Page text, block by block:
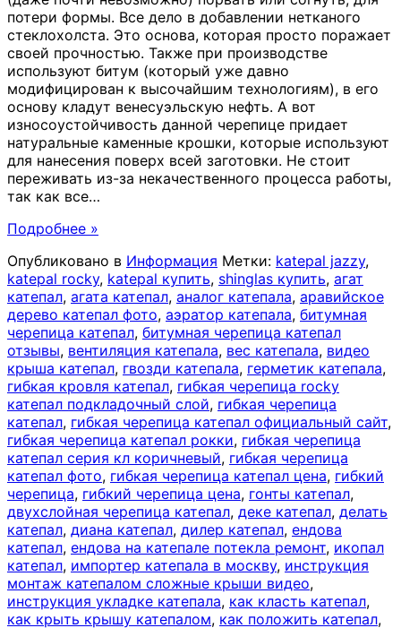
потери формы. Все дело в добавлении нетканого
стеклохолста. Это основа, которая просто поражает
своей прочностью. Также при производстве
используют битум (который уже давно
модифицирован к высочайшим технологиям), в его
основу кладут венесуэльскую нефть. А вот
износоустойчивость данной черепице придает
натуральные каменные крошки, которые используют
для нанесения поверх всей заготовки. Не стоит
переживать из-за некачественного процесса работы,
так как все…
Подробнее »
Опубликовано в Информация Метки: katepal jazzy,
katepal rocky, katepal купить, shinglas купить, агат
катепал, агата катепал, аналог катепала, аравийское
дерево катепал фото, аэратор катепала, битумная
черепица катепал, битумная черепица катепал
отзывы, вентиляция катепала, вес катепала, видео
крыша катепал, гвозди катепала, герметик катепала,
гибкая кровля катепал, гибкая черепица rocky
катепал подкладочный слой, гибкая черепица
катепал, гибкая черепица катепал официальный сайт,
гибкая черепица катепал рокки, гибкая черепица
катепал серия кл коричневый, гибкая черепица
катепал фото, гибкая черепица катепал цена, гибкий
черепица, гибкий черепица цена, гонты катепал,
двухслойная черепица катепал, деке катепал, делать
катепал, диана катепал, дилер катепал, ендова
катепал, ендова на катепале потекла ремонт, икопал
катепал, импортер катепала в москву, инструкция
монтаж катепалом сложные крыши видео,
инструкция укладке катепала, как класть катепал,
как крыть крышу катепалом, как положить катепал,